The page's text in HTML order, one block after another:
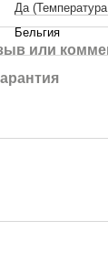
Да
Бельгия
или